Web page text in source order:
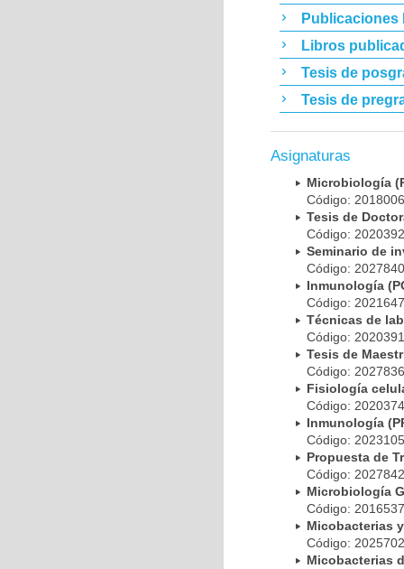
Publicaciones
Libros
Tesis de
Tesis de
Asignaturas
Microbiología
Código:
Tesis de
Código:
Seminario de
Código:
Inmunología
Código:
Técnicas de
Código:
Tesis de
Código:
Fisiología
Código:
Inmunología
Código:
Propuesta de
Código:
Microbiología
Código:
Micobacterias
Código:
Micobacterias